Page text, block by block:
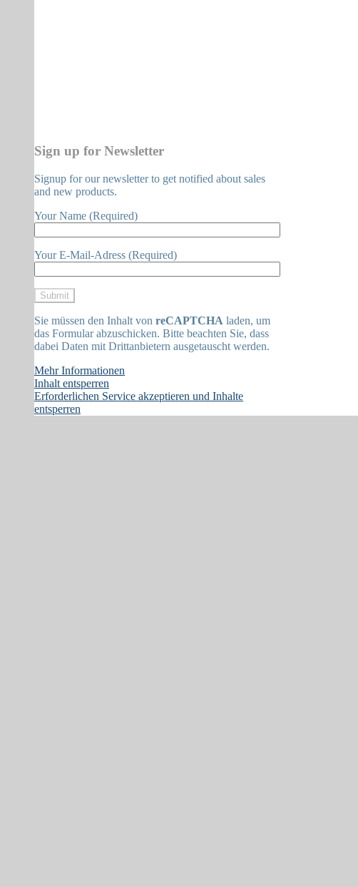
Sign up for Newsletter
Signup for our newsletter to get notified about sales
and new products.
Your Name (Required)
Your E-Mail-Adress (Required)
Sie müssen den Inhalt von reCAPTCHA laden, um
das Formular abzuschicken. Bitte beachten Sie, dass
dabei Daten mit Drittanbietern ausgetauscht werden.
Mehr Informationen
Inhalt entsperren
Erforderlichen Service akzeptieren und Inhalte
entsperren